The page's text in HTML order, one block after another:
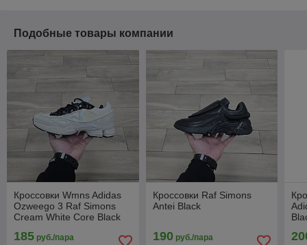
Подобные товары компании
Кроссовки Wmns Adidas
Ozweego 3 Raf Simons
Cream White Core Black
185 руб./пара
Кроссовки Raf Simons
Antei Black
190руб./пара